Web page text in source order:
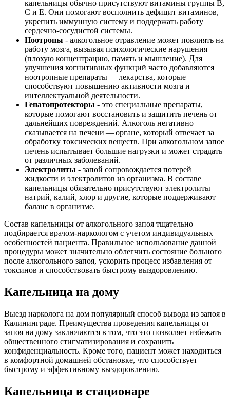
капельницы обычно присутствуют витамины группы В,
С и Е. Они помогают восполнить дефицит витаминов,
укрепить иммунную систему и поддержать работу
сердечно-сосудистой системы.
Ноотропы - алкогольное отравление может повлиять на
работу мозга, вызывая психологические нарушения
(плохую концентрацию, память и мышление). Для
улучшения когнитивных функций часто добавляются
ноотропные препараты — лекарства, которые
способствуют повышению активности мозга и
интеллектуальной деятельности.
Гепатопротекторы - это специальные препараты,
которые помогают восстановить и защитить печень от
дальнейших повреждений. Алкоголь негативно
сказывается на печени — органе, который отвечает за
обработку токсических веществ. При алкогольном запое
печень испытывает большие нагрузки и может страдать
от различных заболеваний.
Электролиты - запой сопровождается потерей
жидкости и электролитов из организма. В составе
капельницы обязательно присутствуют электролиты —
натрий, калий, хлор и другие, которые поддерживают
баланс в организме.
Состав капельницы от алкогольного запоя тщательно
подбирается врачом-наркологом с учетом индивидуальных
особенностей пациента. Правильное использование данной
процедуры может значительно облегчить состояние больного
после алкогольного запоя, ускорить процесс избавления от
токсинов и способствовать быстрому выздоровлению.
Капельница на дому
Выезд нарколога на дом популярный способ вывода из запоя в
Калининграде. Преимущества проведения капельницы от
запоя на дому заключаются в том, что это позволяет избежать
общественного стигматизирования и сохранить
конфиденциальность. Кроме того, пациент может находиться
в комфортной домашней обстановке, что способствует
быстрому и эффективному выздоровлению.
Капельница в стационаре